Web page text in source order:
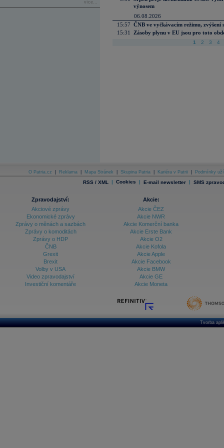
více...
výnosem
06.08.2026
15:57 ČNB ve vyčkávacím režimu, zvýšení
15:31
Zásoby plynu v EU jsou pro toto
1 2 3 4
O Patria.cz Reklama Mapa Stránek Skupina Patria Kariéra v Patrii Podmínky
RSS / XML | Cookies | E-mail newsletter | SMS
Zpravodajství:
Akciové zprávy
Ekonomické zprávy
Zprávy o měnách a sazbách
Zprávy o komoditách
Zprávy o HDP
ČNB
Grexit
Brexit
Volby v USA
Video zpravodajství
Investiční komentáře
Akcie:
Akcie ČEZ
Akcie NWR
Akcie Komerční banka
Akcie Erste Bank
Akcie O2
Akcie Kofola
Akcie Apple
Akcie Facebook
Akcie BMW
Akcie GE
Akcie Moneta
Tvorba